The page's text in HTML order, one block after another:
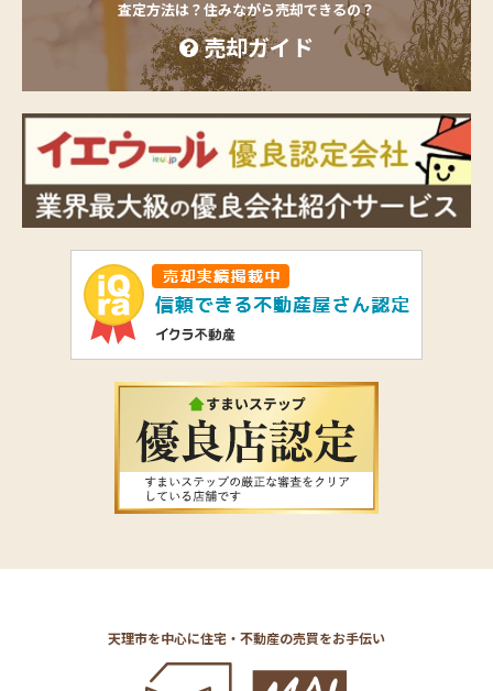
査定方法は？住みながら売却できるの？
売却ガイド
天理市を中心に住宅・不動産の売買をお手伝い